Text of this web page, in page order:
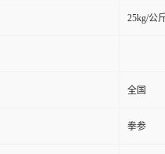
25kg/公
全国
拳参